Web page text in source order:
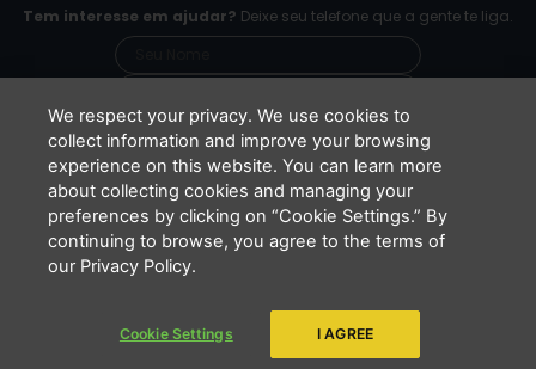
o
o
g
r
m
b
e
Tem interesse em ajudar? Deixe seu telefone que a gente te liga.
Li e concordo que minhas informações serão
tratadas de acordo com oAviso de Privacidade
da LBV
ENVIAR
Copyright 2026 - LBV - Legião da Boa Vontade. Todos os direitos
reservados.
We respect your privacy. We use cookies to
collect information and improve your browsing
experience on this website. You can learn more
about collecting cookies and managing your
preferences by clicking on “Cookie Settings.” By
continuing to browse, you agree to the terms of
our Privacy Policy.
Cookie Settings I AGREE